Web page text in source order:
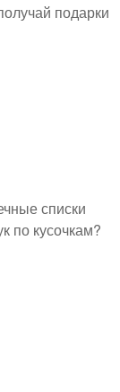
подарки
списки
по кусочкам?